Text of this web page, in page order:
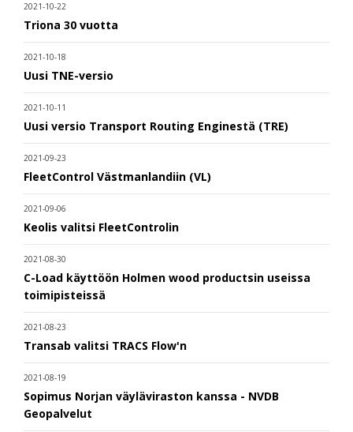
2021-10-22
Triona 30 vuotta
2021-10-18
Uusi TNE-versio
2021-10-11
Uusi versio Transport Routing Enginestä (TRE)
2021-09-23
FleetControl Västmanlandiin (VL)
2021-09-06
Keolis valitsi FleetControlin
2021-08-30
C-Load käyttöön Holmen wood productsin useissa
toimipisteissä
2021-08-23
Transab valitsi TRACS Flow'n
2021-08-19
Sopimus Norjan väyläviraston kanssa - NVDB
Geopalvelut